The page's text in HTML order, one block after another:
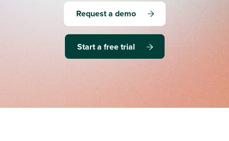
Request a demo
Start a free trial